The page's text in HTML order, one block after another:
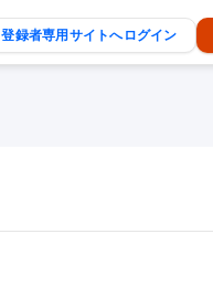
登録者専用サイトへログイン